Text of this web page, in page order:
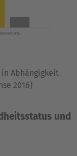
Abhängigkeit
2016)
und